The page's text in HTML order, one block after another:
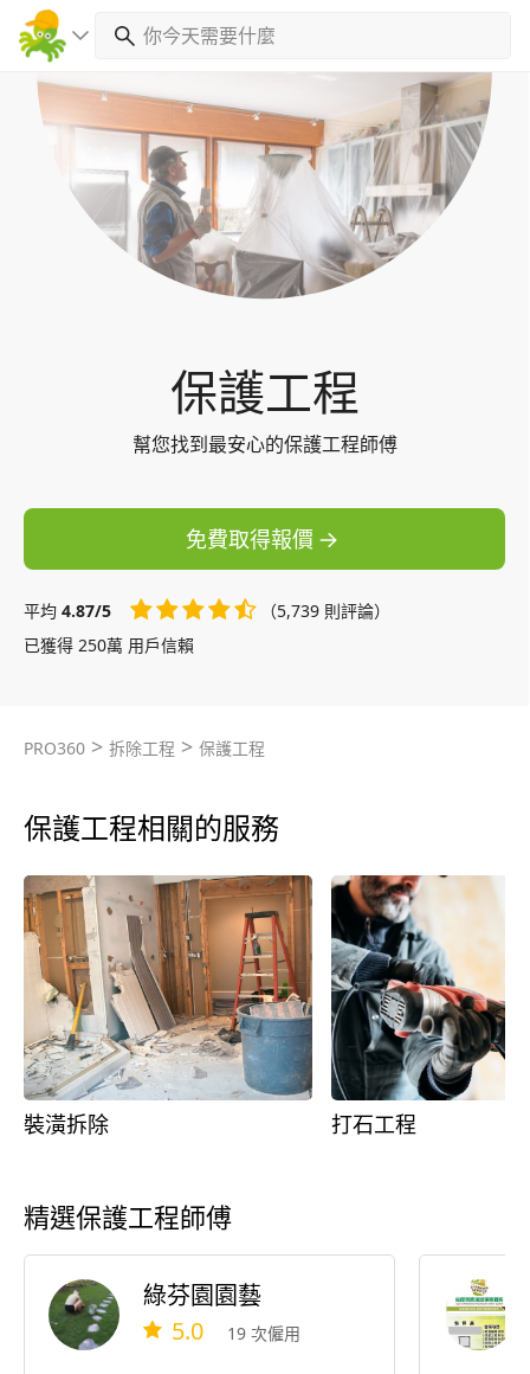
保護工程
幫您找到最安心的保護工程師傅
免費取得報價
平均 4.87/5
（5,739 則評論）
已獲得 250萬 用戶信賴
PRO360 > 拆除工程 > 保護工程
保護工程相關的服務
裝潢拆除 打石工程
精選保護工程師傅
綠芬園園藝
5.0 19 次僱用